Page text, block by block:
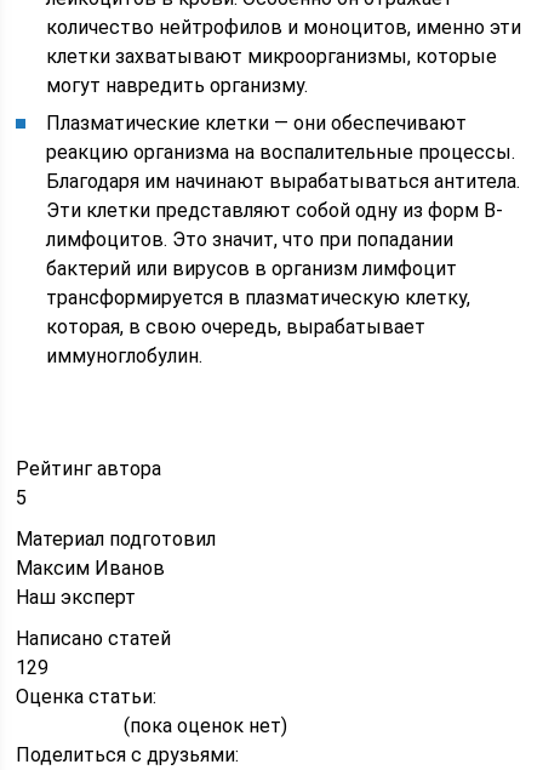
количество нейтрофилов и моноцитов, именно эти
клетки захватывают микроорганизмы, которые
могут навредить организму.
Плазматические клетки — они обеспечивают
реакцию организма на воспалительные процессы.
Благодаря им начинают вырабатываться антитела.
Эти клетки представляют собой одну из форм В-
лимфоцитов. Это значит, что при попадании
бактерий или вирусов в организм лимфоцит
трансформируется в плазматическую клетку,
которая, в свою очередь, вырабатывает
иммуноглобулин.
Рейтинг автора
5
Материал подготовил
Максим Иванов
Наш эксперт
Написано статей
129
Оценка статьи:
(пока оценок нет)
Поделиться с друзьями: